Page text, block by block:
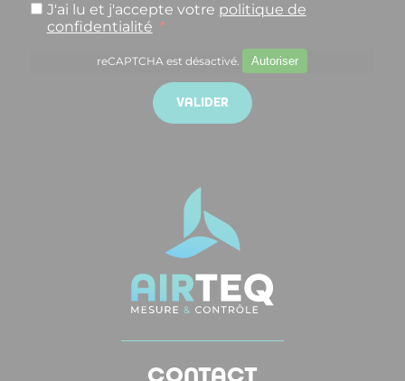
CONTACT
J'ai lu et j'accepte votre politique de
confidentialité *
reCAPTCHA est désactivé. Autoriser